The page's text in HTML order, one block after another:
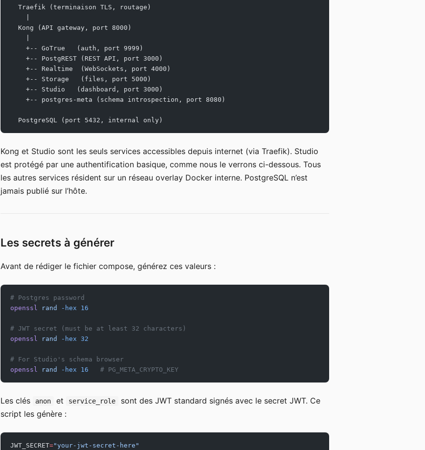
  Traefik (terminaison TLS, routage)
  Kong (API gateway, port 8000)
    +-- GoTrue   (auth, port 9999)
    +-- PostgREST (REST API, port 3000)
    +-- Realtime  (WebSockets, port 4000)
    +-- Storage   (files, port 5000)
    +-- Studio   (dashboard, port 3000)
    +-- postgres-meta (schema introspection, port 8080)
  PostgreSQL (port 5432, internal only)
Kong et Studio sont les seuls services accessibles depuis internet (via Traefik). Studio
est protégé par une authentification basique, comme nous le verrons ci-dessous. Tous
les autres services résident sur un réseau overlay Docker interne. PostgreSQL n’est
jamais publié sur l’hôte.
Les secrets à générer
Avant de rédiger le fichier compose, générez ces valeurs :
# Postgres password
openssl rand -hex 16
# JWT secret (must be at least 32 characters)
openssl rand -hex 32
# For Studio's schema browser
openssl rand -hex 16
   # PG_META_CRYPTO_KEY
Les clés anon et service_role
sont des JWT standard signés avec le secret JWT. Ce
script les génère :
JWT_SECRET="your-jwt-secret-here"